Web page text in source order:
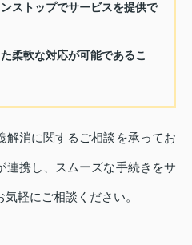
ストップでサービスを提供で
柔軟な対応が可能であるこ
解消に関するご相談を承ってお
連携し、スムーズな手続きをサ
軽にご相談ください。